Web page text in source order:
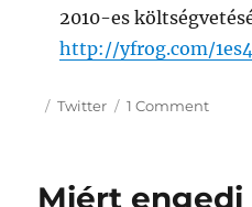
2010-es
http://yfrog.com/
Posted
Categories
Twitter 1 Commenton
Miért engedi